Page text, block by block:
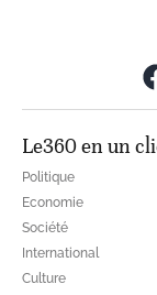
Le360 en un
Politique
Economie
Société
International
Culture